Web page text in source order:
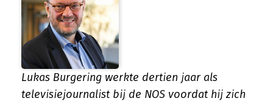
Lukas Burgering werkte dertien jaar als
televisiejournalist bij de NOS voordat hij zich